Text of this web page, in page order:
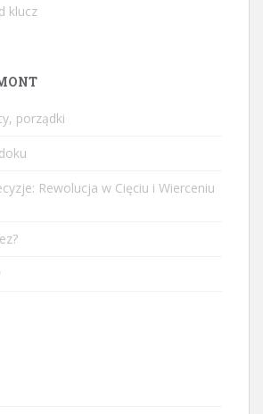
klucz
porządki
Rewolucja w Cięciu i Wierceniu